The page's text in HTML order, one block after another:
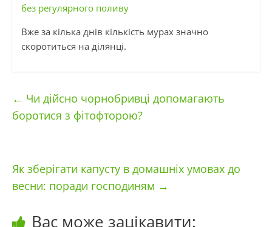
без регулярного поливу
Вже за кілька днів кількість мурах значно
скоротиться на ділянці.
← Чи дійсно чорнобривці допомагають
боротися з фітофторою?
Як зберігати капусту в домашніх умовах до
весни: поради господиням →
Вас може зацікавити: